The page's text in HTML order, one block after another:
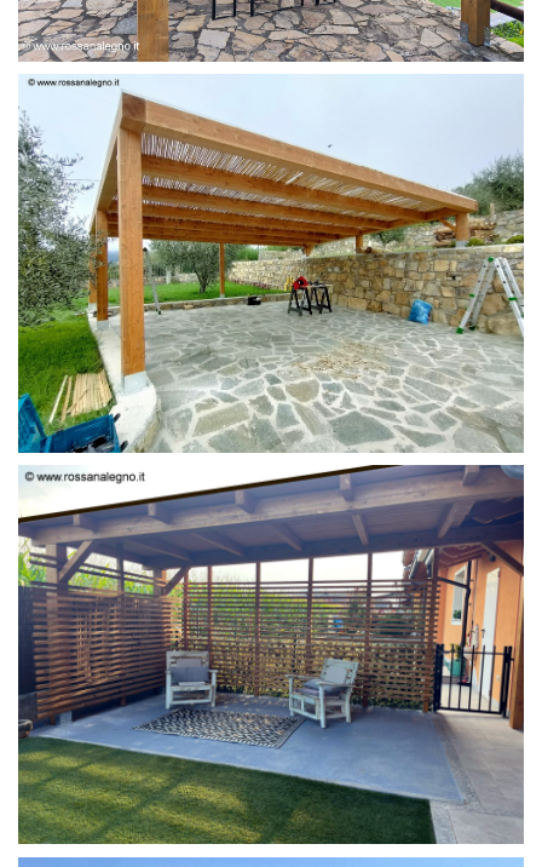
PERGOLA 6 X 3
COPERTURA MOBILE 2 AUTO